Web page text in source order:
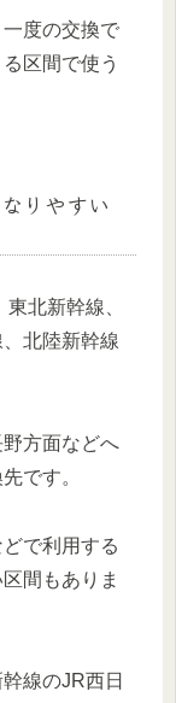
度の交換で
区間で使う
りやすい
北新幹線、
北陸新幹線
方面などへ
です。
で利用する
間もありま
線のJR西日